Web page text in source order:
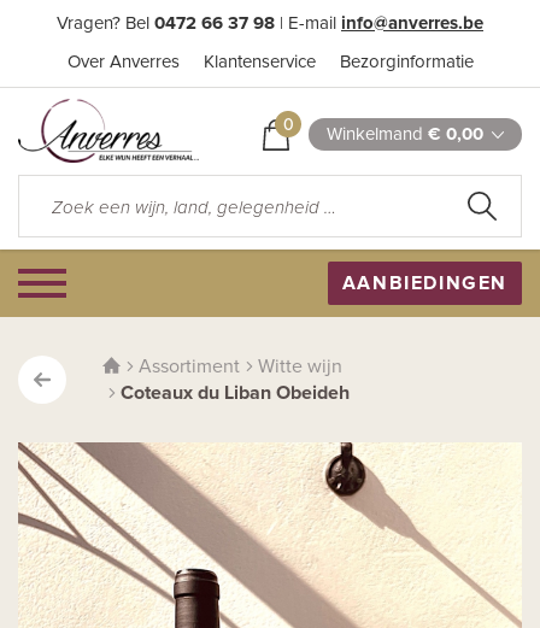
Vragen? Bel 0472 66 37 98 | E-mail info@anverres.be
Over Anverres Klantenservice Bezorginformatie
0 Winkelmand € 0,00
AANBIEDINGEN
Assortiment
Witte wijn
Coteaux du Liban Obeideh